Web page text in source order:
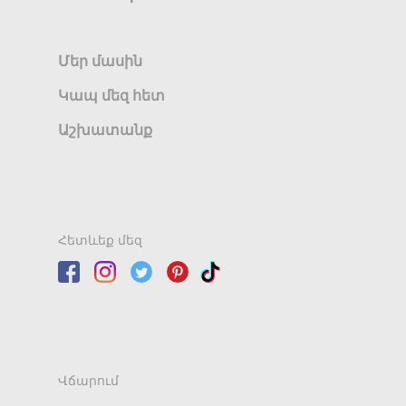
Մեր մասին
Կապ մեզ հետ
Աշխատանք
Հետևեք մեզ
Վճարում